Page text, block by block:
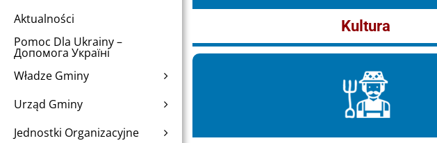
Aktualności
Pomoc Dla Ukrainy –
Допомога Україні
Władze Gminy
Urząd Gminy
Jednostki Organizacyjne
Kultura